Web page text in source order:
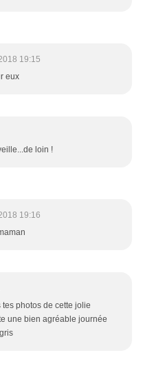
19:15
eux
loin !
19:16
photos de cette jolie
une bien agréable journée